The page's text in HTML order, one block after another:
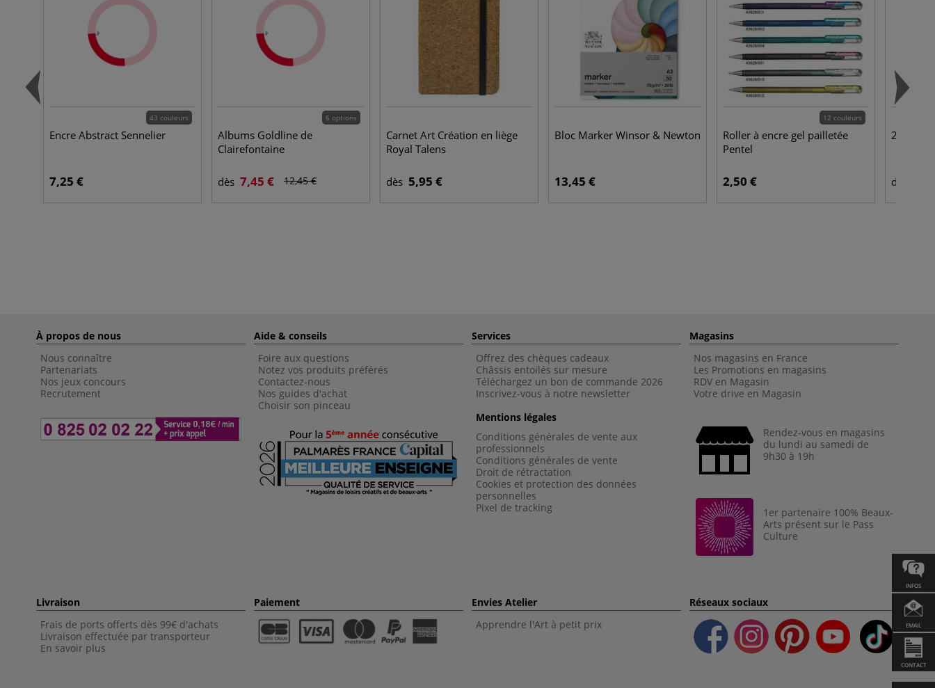
INFOS
EMAIL
CONTACT
43 couleurs
Encre Abstract Sennelier
7,25 €
6 options
Albums Goldline de
Clairefontaine
dès 7,45 € 12,45 €
Carnet Art Création en liège
Royal Talens
dès 5,95 €
Bloc Marker Winsor & Newton
13,45 €
12 couleurs
Roller à encre gel pailletée
Pentel
2,50 €
25
dès
À propos de nous
Nous connaître
Partenariats
Nos jeux concours
Recrutement
Aide & conseils
Foire aux questions
Notez vos produits préférés
Contactez-nous
Nos guides d'achat
Choisir son pinceau
Services
Offrez des chèques cadeaux
Châssis entoilés sur mesure
Téléchargez un bon de commande 2026
Inscrivez-vous à notre newsletter
Mentions légales
Conditions générales de vente aux
professionnels
Conditions générales de vente
Droit de rétractation
Cookies et protection des données
personnelles
Pixel de tracking
Magasins
Nos magasins en France
Les Promotions en magasins
RDV en Magasin
Votre drive en Magasin
Rendez-vous en magasins
du lundi au samedi de
9h30 à 19h
1er partenaire 100% Beaux-
Arts présent sur le Pass
Culture
Livraison
Frais de ports offerts dès 99€ d'achats
Livraison effectuée par transporteur
En savoir plus
Paiement
Envies Atelier
Apprendre l'Art à petit prix
Réseaux sociaux